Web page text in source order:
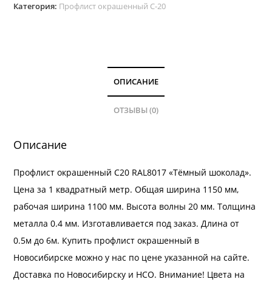
С-20.
Категория: Профлист окрашенный С-20
ОПИСАНИЕ
ОТЗЫВЫ (0)
Описание
Профлист окрашенный С20 RAL8017 «Тёмный шоколад».
Цена за 1 квадратный метр. Общая ширина 1150 мм,
рабочая ширина 1100 мм. Высота волны 20 мм. Толщина
металла 0.4 мм. Изготавливается под заказ. Длина от
0.5м до 6м. Купить профлист окрашенный в
Новосибирске можно у нас по цене указанной на сайте.
Доставка по Новосибирску и НСО. Внимание! Цвета на